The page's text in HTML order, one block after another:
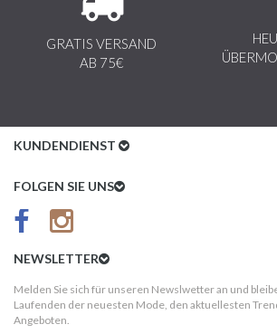
GRATIS VERSAND
AB 75€
KUNDENDIENST
Kundenservice
AGB
Kundeninformationen
FOLGEN SIE UNS
NEWSLETTER
Melden Sie sich für unseren Newslwetter an und
Laufenden der neuesten Mode, den aktuellesten
Angeboten.